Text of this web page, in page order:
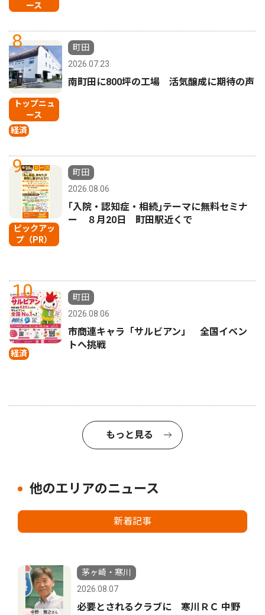
ース
8
トップニュ
ース
経済
町田
2026.07.23
南町田に800坪の工場 活気醸成に期待の声
9
ピックアッ
プ（PR）
町田
2026.08.06
｢入院・認知症・相続｣テーマに無料セミナ
ー ８月20日 町田駅近くで
10
経済
町田
2026.08.06
市商連キャラ「サルビアン」 全国イベン
トへ挑戦
もっと見る
他のエリアのニュース
新着記事
茅ヶ崎・寒川
2026.08.07
必要とされるクラブに 寒川ＲＣ 中野